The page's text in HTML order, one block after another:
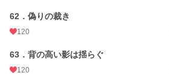
62．偽りの裁き
120
63．背の高い影は揺らぐ
120